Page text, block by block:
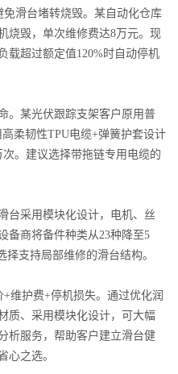
滑台堵转烧毁。某自动化仓库
烧毁，单次维修费达8万元。现
载超过额定值120%时自动停机
。某光伏跟踪支架客户原用普
柔韧性TPU电缆+弹簧护套设计
。建议选择带拖链专用电缆的
台采用模块化设计，电机、丝
备商将备件种类从23种降至5
支持局部维修的滑台结构。
维护费+停机损失。通过优化润
质、采用模块化设计，可大幅
析服务，帮助客户建立滑台健
心之选。